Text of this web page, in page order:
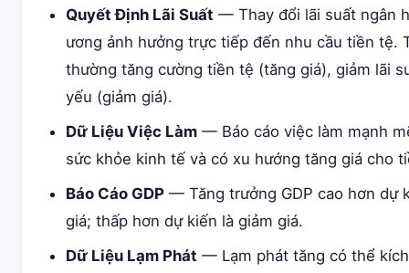
Quyết Định Lãi Suất — Thay đổi lãi suất ngân
ương ảnh hưởng trực tiếp đến nhu cầu tiền tệ.
thường tăng cường tiền tệ (tăng giá), giảm lãi
yếu (giảm giá).
Dữ Liệu Việc Làm — Báo cáo việc làm mạnh
sức khỏe kinh tế và có xu hướng tăng giá cho
Báo Cáo GDP — Tăng trưởng GDP cao hơn dự
giá; thấp hơn dự kiến là giảm giá.
Dữ Liệu Lạm Phát — Lạm phát tăng có thể